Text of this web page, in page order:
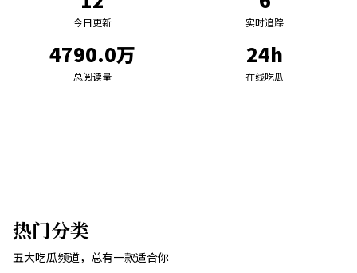
今日更新 实时追踪
4790.0万
总阅读量
24h
在线吃瓜
热门分类
五大吃瓜频道，总有一款适合你